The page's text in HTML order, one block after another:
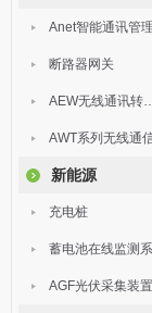
Anet智能通讯管
断路器网关
AEW无线通
新能源
充电桩
蓄电池在线监测
AGF光伏采集装置